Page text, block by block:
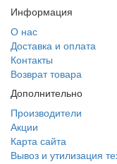
Информация
О нас
Доставка и оплата
Контакты
Возврат товара
Дополнительно
Производители
Акции
Карта сайта
Вывоз и утилизация